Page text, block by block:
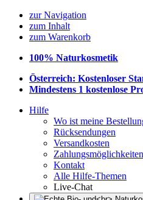
zur Navigation
zum Inhalt
zum Warenkorb
100% Naturkosmetik
Österreich: Kostenloser
Mindestens 1 kostenlose
Hilfe
Wo ist meine
Rücksendungen
Versandkosten
Zahlungsmöglichkeiten
Kontakt
Alle Hilfe-Themen
Live-Chat